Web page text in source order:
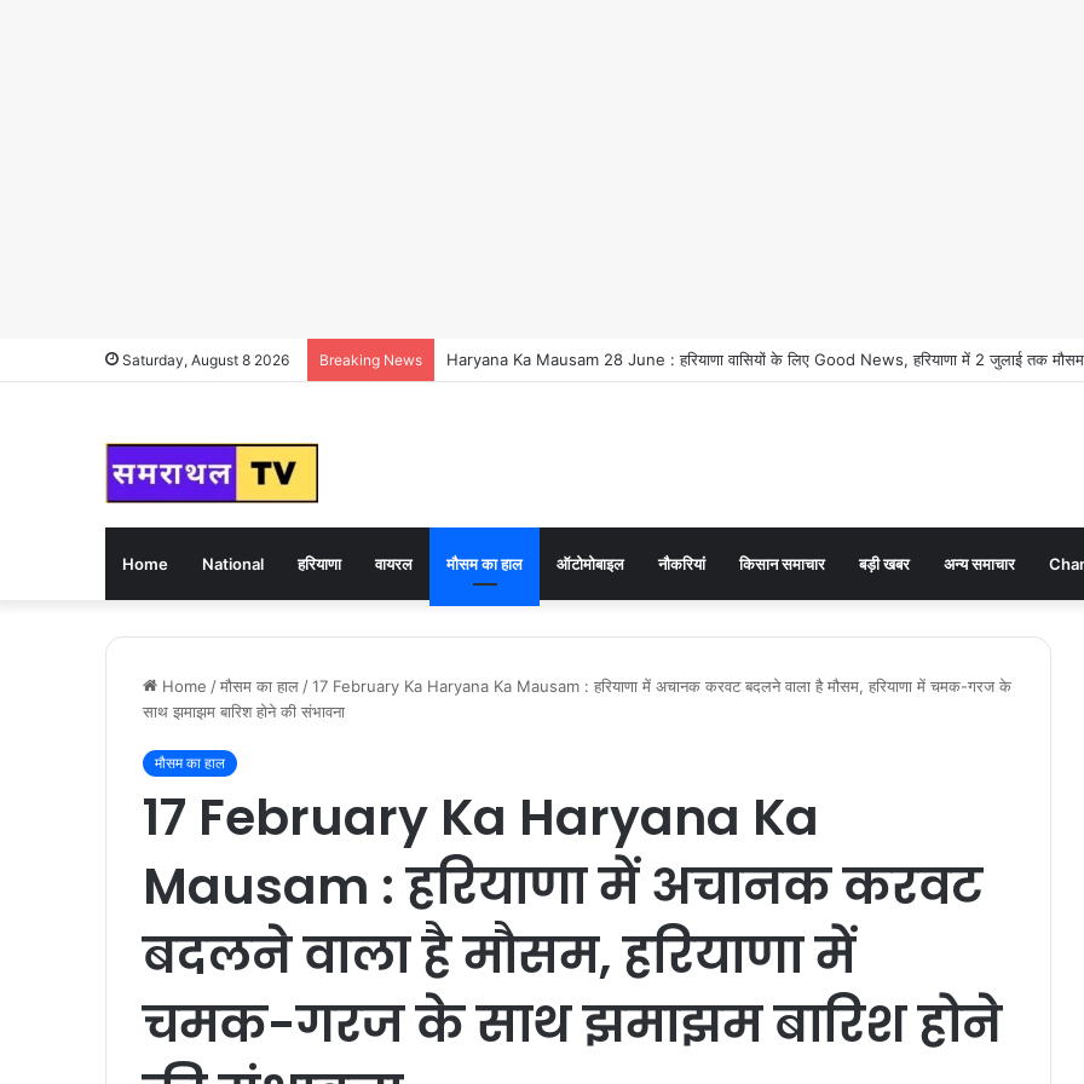
Saturday, August 8 2026 Breaking News Haryana News : हरियाणा वासियों के लिए Good News, हरियाणा वासियों का गुरुग्राम में अपना घर लेने का
Home National हरियाणा वायरल मौसम का हाल ऑटोमोबाइल नौकरियां किसान समाचार बड़ी खबर अन्य समाचार
Home /मौसम का हाल /17 February Ka Haryana Ka Mausam : हरियाणा में अचानक करवट बदलने वाला है मौसम, हरियाणा में चमक-गरज के
साथ झमाझम बारिश होने की संभावना
मौसम का हाल
17 February Ka Haryana Ka
Mausam : हरियाणा में अचानक करवट
बदलने वाला है मौसम, हरियाणा में
चमक-गरज के साथ झमाझम बारिश होने